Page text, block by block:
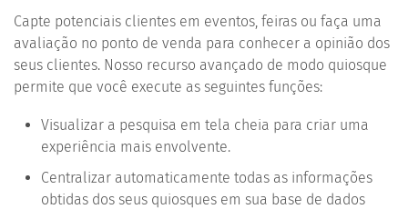
Capte potenciais clientes em eventos, feiras ou faça uma
avaliação no ponto de venda para conhecer a opinião dos
seus clientes. Nosso recurso avançado de modo quiosque
permite que você execute as seguintes funções:
Visualizar a pesquisa em tela cheia para criar uma
experiência mais envolvente.
Centralizar automaticamente todas as informações
obtidas dos seus quiosques em sua base de dados